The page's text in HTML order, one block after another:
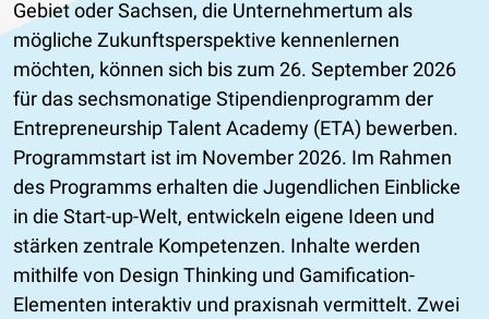
Gebiet oder Sachsen, die Unternehmertum als
mögliche Zukunftsperspektive kennenlernen
möchten, können sich bis zum 26. September 2026
für das sechsmonatige Stipendienprogramm der
Entrepreneurship Talent Academy (ETA) bewerben.
Programmstart ist im November 2026. Im Rahmen
des Programms erhalten die Jugendlichen Einblicke
in die Start-up-Welt, entwickeln eigene Ideen und
stärken zentrale Kompetenzen. Inhalte werden
mithilfe von Design Thinking und Gamification-
Elementen interaktiv und praxisnah vermittelt. Zwei